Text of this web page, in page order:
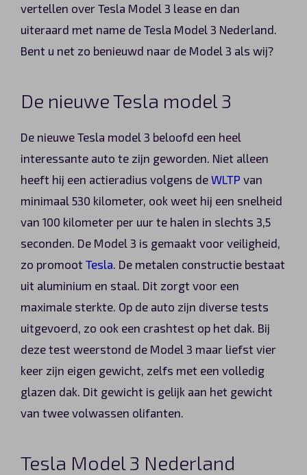
vertellen over Tesla Model 3 lease en dan
uiteraard met name de Tesla Model 3 Nederland.
Bent u net zo benieuwd naar de Model 3 als wij?
De nieuwe Tesla model 3
De nieuwe Tesla model 3 beloofd een heel
interessante auto te zijn geworden. Niet alleen
heeft hij een actieradius volgens de WLTP van
minimaal 530 kilometer, ook weet hij een snelheid
van 100 kilometer per uur te halen in slechts 3,5
seconden. De Model 3 is gemaakt voor veiligheid,
zo promoot Tesla . De metalen constructie bestaat
uit aluminium en staal. Dit zorgt voor een
maximale sterkte. Op de auto zijn diverse tests
uitgevoerd, zo ook een crashtest op het dak. Bij
deze test weerstond de Model 3 maar liefst vier
keer zijn eigen gewicht, zelfs met een volledig
glazen dak. Dit gewicht is gelijk aan het gewicht
van twee volwassen olifanten.
Tesla Model 3 Nederland
Over ons
Contact